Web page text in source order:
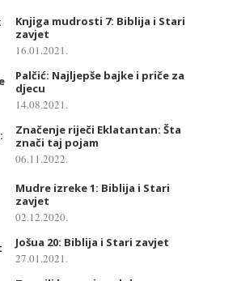
Knjiga mudrosti 7: Biblija i Stari
zavjet
16.01.2021.
Palčić: Najljepše bajke i priče za
djecu
14.08.2021.
Značenje riječi Eklatantan: Šta
znači taj pojam
06.11.2022.
Mudre izreke 1: Biblija i Stari
zavjet
02.12.2020.
Jošua 20: Biblija i Stari zavjet
27.01.2021.